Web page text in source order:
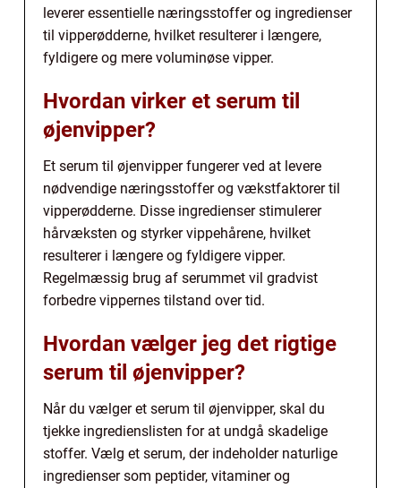
leverer essentielle næringsstoffer og ingredienser
til vipperødderne, hvilket resulterer i længere,
fyldigere og mere voluminøse vipper.
Hvordan virker et serum til
øjenvipper?
Et serum til øjenvipper fungerer ved at levere
nødvendige næringsstoffer og vækstfaktorer til
vipperødderne. Disse ingredienser stimulerer
hårvæksten og styrker vippehårene, hvilket
resulterer i længere og fyldigere vipper.
Regelmæssig brug af serummet vil gradvist
forbedre vippernes tilstand over tid.
Hvordan vælger jeg det rigtige
serum til øjenvipper?
Når du vælger et serum til øjenvipper, skal du
tjekke ingredienslisten for at undgå skadelige
stoffer. Vælg et serum, der indeholder naturlige
ingredienser som peptider, vitaminer og